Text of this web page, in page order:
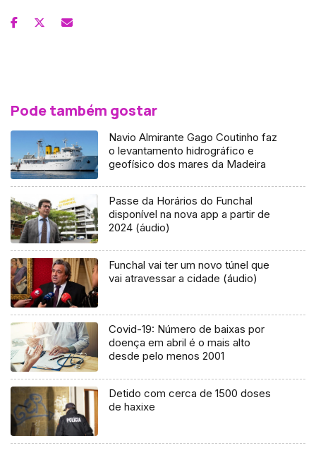
Pode também gostar
Navio Almirante Gago Coutinho faz
o levantamento hidrográfico e
geofísico dos mares da Madeira
Passe da Horários do Funchal
disponível na nova app a partir de
2024 (áudio)
Funchal vai ter um novo túnel que
vai atravessar a cidade (áudio)
Covid-19: Número de baixas por
doença em abril é o mais alto
desde pelo menos 2001
Detido com cerca de 1500 doses
de haxixe